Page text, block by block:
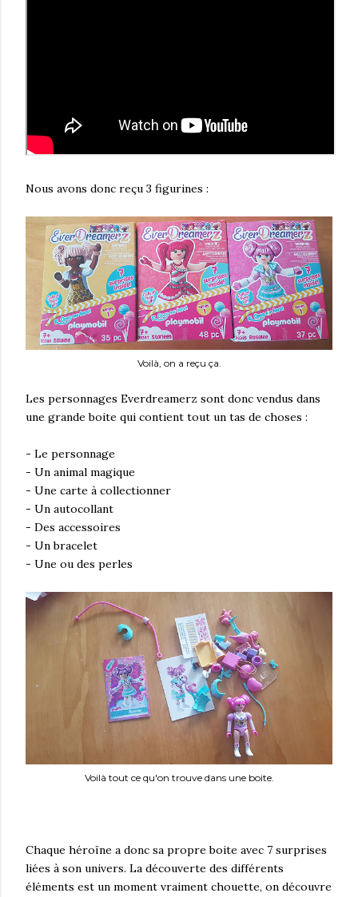
Nous avons donc reçu 3 figurines :
Voilà, on a reçu ça.
Les personnages Everdreamerz sont donc vendus dans
une grande boite qui contient tout un tas de choses :
- Le personnage
- Un animal magique
- Une carte à collectionner
- Un autocollant
- Des accessoires
- Un bracelet
- Une ou des perles
Voilà tout ce qu'on trouve dans une boite.
Chaque héroïne a donc sa propre boite avec 7 surprises
liées à son univers. La découverte des différents
éléments est un moment vraiment chouette, on découvre